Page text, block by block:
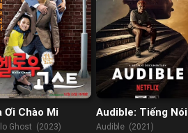
Ơi Chào Mi
Ghost (2023)
Audible: Tiếng Nói
Kiên Cường
Audible (2021)